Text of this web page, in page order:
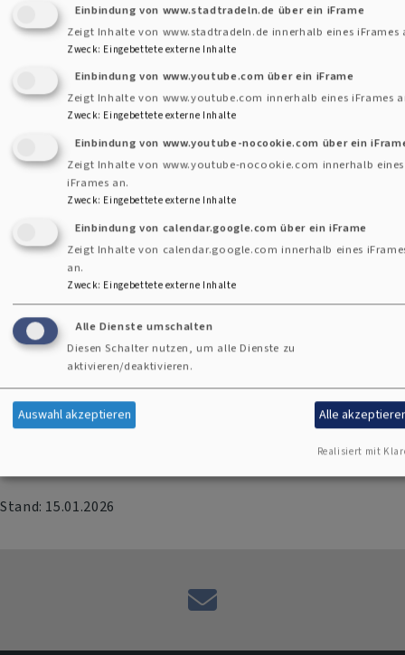
Sind Ihnen Barrieren beim Zugang zu Inhalten auf
www.christuskirche-gauting.com aufgefallen? Dann können
Sie sich gerne bei uns melden. Wir freuen uns auf Ihr
Feedback und bemühen uns, die gemeldeten Barrieren in
Rahmen der technischen und wirtschaftlichen
Möglichkeiten schnellstmöglich zu beheben. Bitte teilen
Sie uns mit, auf welche Seite und bei welcher Funktion Sie
auf Barrieren gestoßen sind. Kopieren Sie hierfür einfach
über folgende Wege Barrieren melden:
Falls Sie keine zufriedenstellende Antwort auf Ihre Anfrage
zur Barrierefreiheit erhalten, haben Sie die Möglichkeit,
sich an die Schlichtungsstelle nach § 16 BGG (bzw. die
zuständige Stelle des jeweiligen Bundeslandes) zu wenden.
Sie unter:https://www.schlichtungsstelle-bgg.de
Stand: 15.01.2026
E-
Einbindung von www.stadtradeln.de über ein iFrame
Zeigt Inhalte von www.stadtradeln.de innerhalb eines iFrames
Zweck: Eingebettete externe Inhalte
Einbindung von www.youtube.com über ein iFrame
Zeigt Inhalte von www.youtube.com innerhalb eines iFrames
Zweck: Eingebettete externe Inhalte
Einbindung von www.youtube-nocookie.com über ein
Zeigt Inhalte von www.youtube-nocookie.com innerhalb eines
iFrames an.
Zweck: Eingebettete externe Inhalte
Einbindung von calendar.google.com über ein iFrame
Zeigt Inhalte von calendar.google.com innerhalb eines
an.
Zweck: Eingebettete externe Inhalte
Alle Dienste umschalten
Diesen Schalter nutzen, um alle Dienste zu
aktivieren/deaktivieren.
Auswahl akzeptieren Alle
Realisiert mit